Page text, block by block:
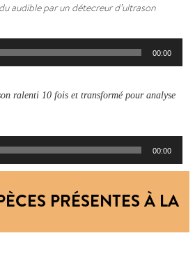
audible par un détecreur d’ultrason
00:00
ralenti 10 fois et transformé pour analyse
00:00
PRÉSENTES À LA